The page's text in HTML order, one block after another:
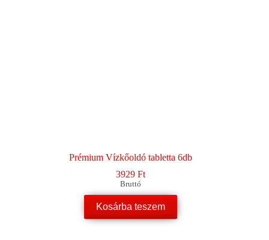
Prémium Vízkőoldó tabletta 6db
3929 Ft
Bruttó
Kosárba teszem